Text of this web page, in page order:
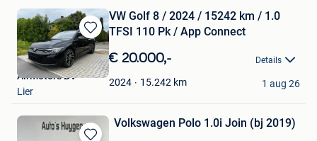
Bewaren
in
Mijn
Favorieten
VW Golf 8 / 2024 / 15242 km / 1.0
TFSI 110 Pk / App Connect
€ 20.000,- Details
2024 15.242 km
Airmotors BV
Lier
1 aug 26
Volkswagen Polo 1.0i Join (bj 2019)